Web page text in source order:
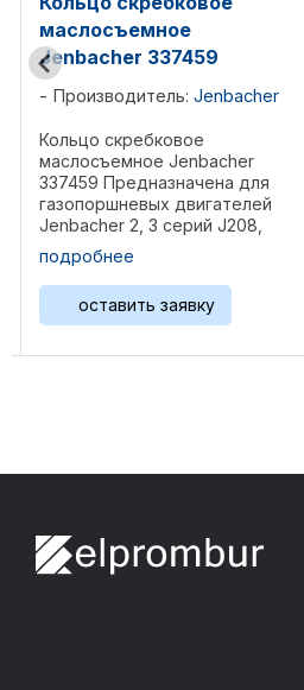
Jenbacher 102312
Производитель:Jenbacher
Кольцо стопорное Jenbacher
102312 Предназначено для
газопоршневых двигателей
Jenbacher 3 серии J312, J316,
J320 Спецификация: Диаметр
55 мм, толщина 2 мм. Вес 0,01
подробнее
оставить заявку